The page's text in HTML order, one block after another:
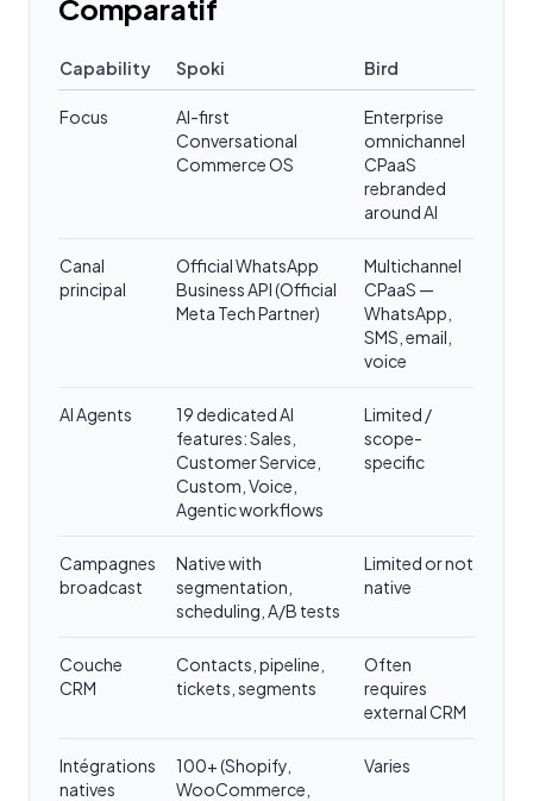
Comparatif
Capability Spoki Bird
Focus
AI-first
Conversational
Commerce OS
Enterprise
omnichannel
CPaaS
rebranded
around AI
Canal
principal
Official WhatsApp
Business API (Official
Meta Tech Partner)
Multichannel
CPaaS —
WhatsApp,
SMS, email,
voice
AI Agents
19 dedicated AI
features: Sales,
Customer Service,
Custom, Voice,
Agentic workflows
Limited /
scope-
specific
Campagnes
broadcast
Native with
segmentation,
scheduling, A/B tests
Limited or not
native
Couche
CRM
Contacts, pipeline,
tickets, segments
Often
requires
external CRM
Intégrations
natives
100+ (Shopify,
WooCommerce,
Varies